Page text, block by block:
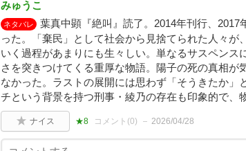
みゅうこ
ネタバレ
葉真中顕『絶叫』読了。2014年刊行、
った。「棄民」として社会から見捨てられた人々が
いく過程があまりにも生々しい。単なるサスペンス
さを突きつけてくる重厚な物語。陽子の死の真相が
なかった。ラストの展開には思わず「そうきたか」
チという背景を持つ刑事・綾乃の存在も印象的で、
ナイス ★8 コメント(0) 2026/04/28